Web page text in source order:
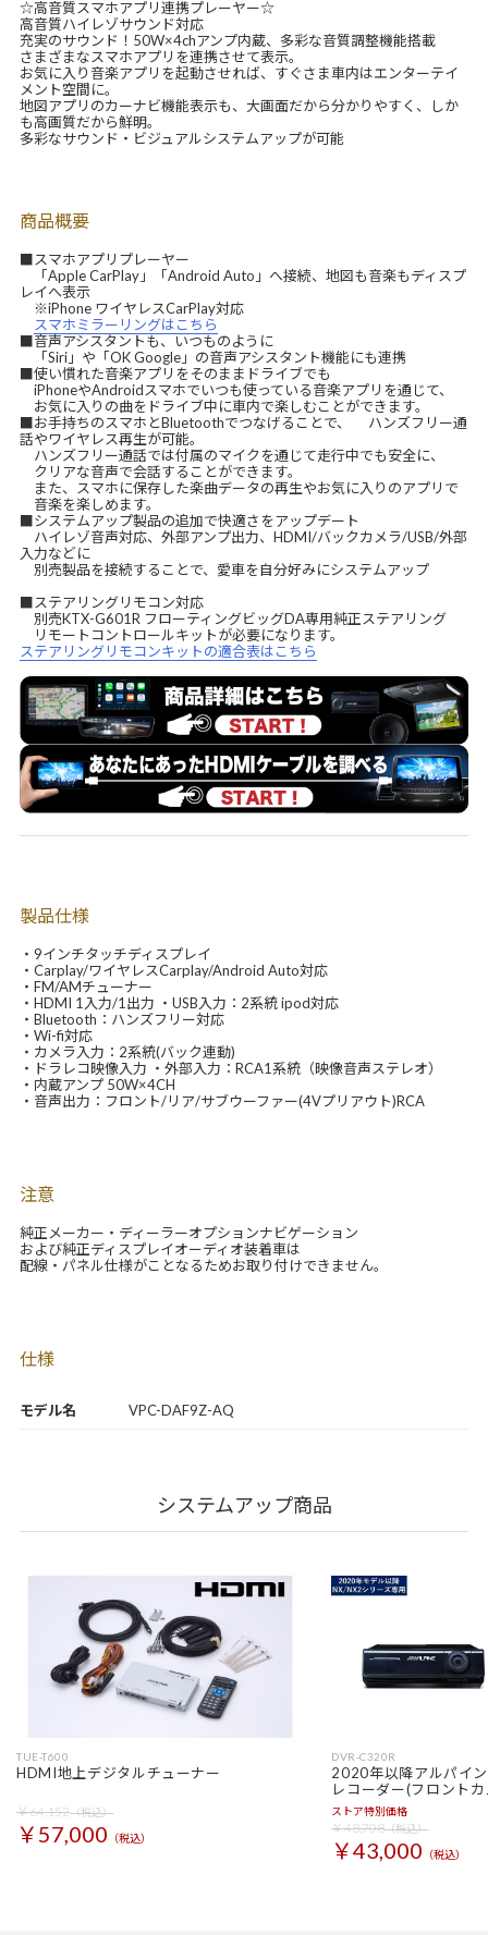
モデル名 VPC-DAF9Z-AQ
☆高音質スマホアプリ連携プレーヤー☆
高音質ハイレゾサウンド対応
充実のサウンド！50W×4chアンプ内蔵、多彩な音質調整機能搭載
さまざまなスマホアプリを連携させて表示。
お気に入り音楽アプリを起動させれば、すぐさま車内はエンターテイ
メント空間に。
地図アプリのカーナビ機能表示も、大画面だから分かりやすく、しか
も高画質だから鮮明。
多彩なサウンド・ビジュアルシステムアップが可能
商品概要
■スマホアプリプレーヤー
「Apple CarPlay」「Android Auto」へ接続、地図も音楽もディスプ
レイへ表示
※iPhone ワイヤレスCarPlay対応
スマホミラーリングはこちら
■音声アシスタントも、いつものように
「Siri」や「OK Google」の音声アシスタント機能にも連携
■使い慣れた音楽アプリをそのままドライブでも
iPhoneやAndroidスマホでいつも使っている音楽アプリを通じて、
お気に入りの曲をドライブ中に車内で楽しむことができます。
■お手持ちのスマホとBluetoothでつなげることで、 ハンズフリー通
話やワイヤレス再生が可能。
ハンズフリー通話では付属のマイクを通じて走行中でも安全に、
クリアな音声で会話することができます。
また、スマホに保存した楽曲データの再生やお気に入りのアプリで
音楽を楽しめます。
■システムアップ製品の追加で快適さをアップデート
ハイレゾ音声対応、外部アンプ出力、HDMI/バックカメラ/USB/外部
入力などに
別売製品を接続することで、愛車を自分好みにシステムアップ
■ステアリングリモコン対応
別売KTX-G601R フローティングビッグDA専用純正ステアリング
リモートコントロールキットが必要になります。
ステアリングリモコンキットの適合表はこちら
製品仕様
・9インチタッチディスプレイ
・Carplay/ワイヤレスCarplay/Android Auto対応
・FM/AMチューナー
・HDMI 1入力/1出力 ・USB入力：2系統 ipod対応
・Bluetooth：ハンズフリー対応
・Wi-fi対応
・カメラ入力：2系統(バック連動)
・ドラレコ映像入力 ・外部入力：RCA1系統（映像音声ステレオ）
・内蔵アンプ 50W×4CH
・音声出力：フロント/リア/サブウーファー(4Vプリアウト)RCA
注意
純正メーカー・ディーラーオプションナビゲーション
および純正ディスプレイオーディオ装着車は
配線・パネル仕様がことなるためお取り付けできません。
仕様
システムアップ商品
TUE-T600
HDMI地上デジタルチューナー
￥64,152（税込）
￥57,000 （税込）
DVR-C320R
2020年以降アルパイ
レコーダー(フロント
ストア特別価格
￥48,708（税込）
￥43,000 （税込）